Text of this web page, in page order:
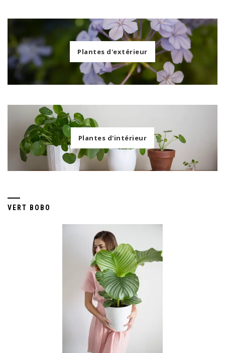
Plantes d'extérieur
Plantes d'intérieur
VERT BOBO